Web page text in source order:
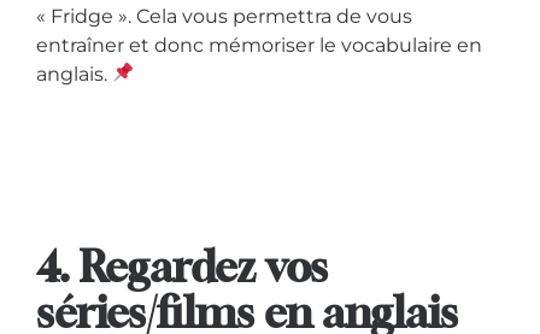
« Fridge ». Cela vous permettra de vous
entraîner et donc mémoriser le vocabulaire en
anglais.
4. Regardez vos
séries/films en anglais